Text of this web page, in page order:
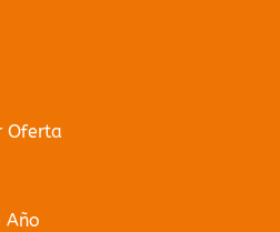
Oferta
Año